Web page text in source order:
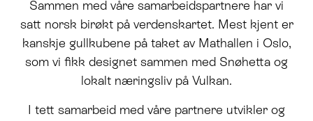
Sammen med våre samarbeidspartnere har vi
satt norsk birøkt på verdenskartet. Mest kjent er
kanskje gullkubene på taket av Mathallen i Oslo,
som vi fikk designet sammen med Snøhetta og
lokalt næringsliv på Vulkan.
I tett samarbeid med våre partnere utvikler og